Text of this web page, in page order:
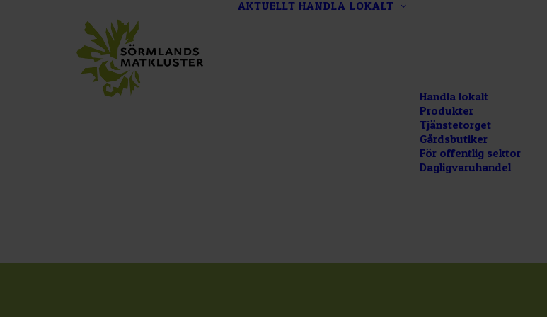
AKTUELLT HANDLA LOKALT
Handla lokalt
Produkter
Tjänstetorget
Gårdsbutiker
För offentlig sektor
Dagligvaruhandel